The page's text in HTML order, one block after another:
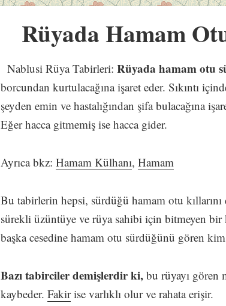
Rüyada Hamam
Nablusi Rüya Tabirleri:Rüyada hamam otu
borcundan kurtulacağına işaret eder. Sıkıntı
şeyden emin ve hastalığından şifa bulacağına
Eğer hacca gitmemiş ise hacca gider.
Ayrıca bkz:Hamam Külhanı,Hamam
Bu tabirlerin hepsi, sürdüğü hamam otu kıllarını
sürekli üzüntüye ve rüya sahibi için bitmeyen bir
başka cesedine hamam otu sürdüğünü gören
Bazı tabirciler demişlerdir ki, bu rüyayı gören
kaybeder.Fakirise varlıklı olur ve rahata erişir.